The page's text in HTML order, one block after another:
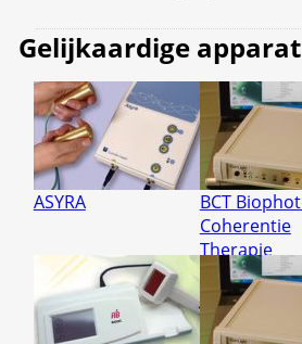
Gelijkaardige
ASYRA
BCT
Coherentie
Therapie